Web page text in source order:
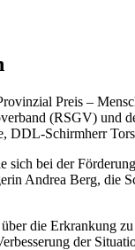
Preis –
(RSGV)
DDL-Schirmherr
bei der
Andrea Berg,
die Erkrankung
der